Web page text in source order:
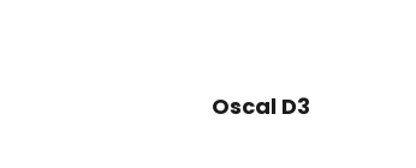
Oscal D3